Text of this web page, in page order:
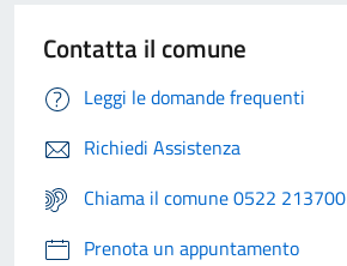
Contatta il comune
Leggi le domande frequenti
Richiedi Assistenza
Chiama il comune 0522 213700
Prenota un appuntamento